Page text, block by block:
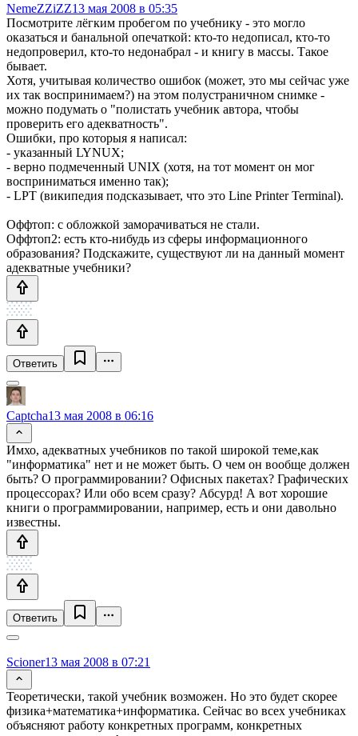
NemeZZiZZ13 мая 2008 в 05:35
Посмотрите лёгким пробегом по учебнику - это могло
оказаться и банальной опечаткой: кто-то недописал, кто-то
недопроверил, кто-то недонабрал - и книгу в массы. Такое
бывает.
Хотя, учитывая количество ошибок (может, это мы сейчас уже
их так воспринимаем?) на этом полустраничном снимке -
можно подумать о "полистать учебник автора, чтобы
проверить его адекватность".
Ошибки, про которыя я написал:
- указанный LYNUX;
- верно подмеченный UNIX (хотя, на тот момент он мог
восприниматься именно так);
- LPT (википедия подсказывает, что это Line Printer Terminal).
Оффтоп: c обложкой заморачиваться не стали.
Оффтоп2: есть кто-нибудь из сферы информационного
образования? Подскажите, существуют ли на данный момент
адекватные учебники?
Ответить
Captcha13 мая 2008 в 06:16
Имхо, адекватных учебников по такой широкой теме,как
"информатика" нет и не может быть. О чем он вообще должен
быть? О программировании? Офисных пакетах? Графических
процессорах? Или обо всем сразу? Абсурд! А вот хорошие
книги о программировании, например, есть и они давольно
известны.
Ответить
Scioner13 мая 2008 в 07:21
Теоретически, такой учебник возможен. Но это будет скорее
физика+математика+информатика. Сейчас во всех учебниках
объясняют работу конкретных программ, конкретных